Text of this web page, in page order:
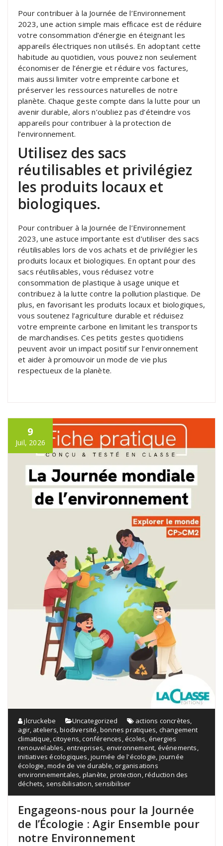
Pour contribuer à la Journée de l’Environnement
2023, une action simple mais efficace est de réduire
votre consommation d’énergie en éteignant les
appareils électriques non utilisés. En adoptant cette
habitude au quotidien, vous pouvez non seulement
économiser de l’énergie et réduire vos factures,
mais aussi limiter votre empreinte carbone et
préserver les ressources naturelles de notre
planète. Chaque geste compte dans la lutte pour un
avenir durable, alors n’oubliez pas d’éteindre vos
appareils pour contribuer à la protection de
l’environnement.
Utilisez des sacs
réutilisables et privilégiez
les produits locaux et
biologiques.
Pour contribuer à la Journée de l’Environnement
2023, une astuce importante est d’utiliser des sacs
réutilisables lors de vos achats et de privilégier les
produits locaux et biologiques. En optant pour des
sacs réutilisables, vous réduisez votre
consommation de plastique à usage unique et
contribuez à la lutte contre la pollution plastique. De
plus, en favorisant les produits locaux et biologiques,
vous soutenez l’agriculture durable et réduisez
votre empreinte carbone en limitant les transports
de marchandises. Ces petits gestes quotidiens
peuvent avoir un impact positif sur l’environnement
et aider à promouvoir un mode de vie plus
respectueux de la planète.
9
Juil, 2026
jlcruckebe Uncategorized actions concrètes,
agir, ateliers,biodiversité,bonnes pratiques, changement
climatique,citoyens,conférences,écoles, énergies
renouvelables,entreprises, environnement, événements,
initiatives écologiques,journée de l'écologie, journée
écologie,mode de vie durable,organisations
environnementales, planète, protection,réduction des
déchets, sensibilisation, sensibiliser
Engageons-nous pour la Journée
de l’Écologie : Agir Ensemble pour
notre Environnement